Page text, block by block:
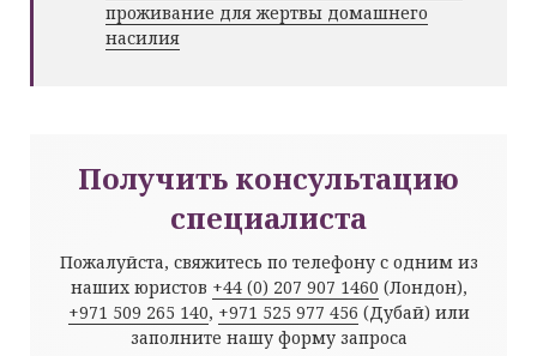
проживание для жертвы домашнего
насилия
Получить консультацию
специалиста
Пожалуйста, свяжитесь по телефону с одним из
наших юристов +44 (0) 207 907 1460 (Лондон),
+971 509 265 140, +971 525 977 456 (Дубай) или
заполните нашу форму запроса